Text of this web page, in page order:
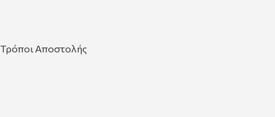
Τρόποι Αποστολής